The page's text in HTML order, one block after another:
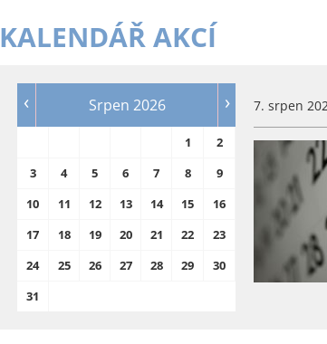
KALENDÁŘ AKCÍ
‹ Srpen 2026 ›
1
2
3
4 5 6 7 8
9
10
11 12 13 14 15
16
17
18 19 20 21 22
23
24
25 26 27 28 29
30
31
7. srpen